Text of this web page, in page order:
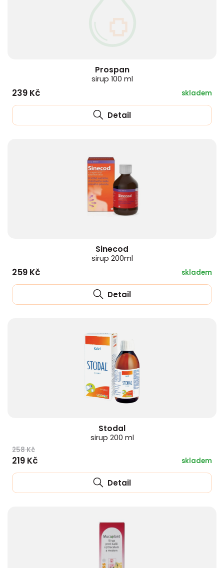
Prospan
sirup 100 ml
239 Kč skladem
Detail
Sinecod
sirup 200ml
259 Kč skladem
Detail
Stodal
sirup 200 ml
258 Kč
219 Kč skladem
Detail